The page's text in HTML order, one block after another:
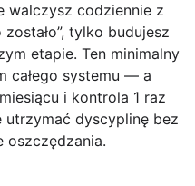
walczysz codziennie z
tylko budujesz
etapie. Ten minimalny
całego systemu — a
i kontrola 1 raz
dyscyplinę bez
oszczędzania.